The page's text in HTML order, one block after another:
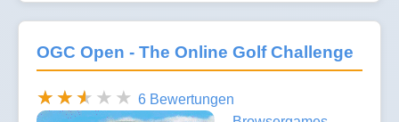
OGC Open - The Online Golf Challenge
6 Bewertungen